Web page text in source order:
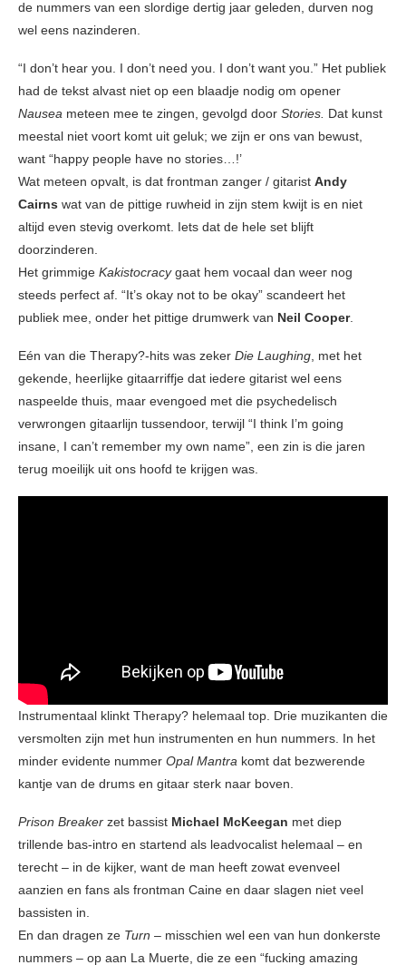
de nummers van een slordige dertig jaar geleden, durven nog
wel eens nazinderen.
“I don’t hear you. I don’t need you. I don’t want you.” Het publiek
had de tekst alvast niet op een blaadje nodig om opener
Nausea meteen mee te zingen, gevolgd door Stories. Dat kunst
meestal niet voort komt uit geluk; we zijn er ons van bewust,
want “happy people have no stories…!’
Wat meteen opvalt, is dat frontman zanger / gitarist Andy
Cairns wat van de pittige ruwheid in zijn stem kwijt is en niet
altijd even stevig overkomt. Iets dat de hele set blijft
doorzinderen.
Het grimmige Kakistocracygaat hem vocaal dan weer nog
steeds perfect af. “It’s okay not to be okay” scandeert het
publiek mee, onder het pittige drumwerk van Neil Cooper.
Eén van die Therapy?-hits was zeker Die Laughing, met het
gekende, heerlijke gitaarriffje dat iedere gitarist wel eens
naspeelde thuis, maar evengoed met die psychedelisch
verwrongen gitaarlijn tussendoor, terwijl “I think I’m going
insane, I can’t remember my own name”, een zin is die jaren
terug moeilijk uit ons hoofd te krijgen was.
Instrumentaal klinkt Therapy? helemaal top. Drie muzikanten die
versmolten zijn met hun instrumenten en hun nummers. In het
minder evidente nummer Opal Mantra komt dat bezwerende
kantje van de drums en gitaar sterk naar boven.
Prison Breaker zet bassist Michael McKeegan met diep
trillende bas-intro en startend als leadvocalist helemaal – en
terecht – in de kijker, want de man heeft zowat evenveel
aanzien en fans als frontman Caine en daar slagen niet veel
bassisten in.
En dan dragen ze Turn – misschien wel een van hun donkerste
nummers – op aan La Muerte, die ze een “fucking amazing